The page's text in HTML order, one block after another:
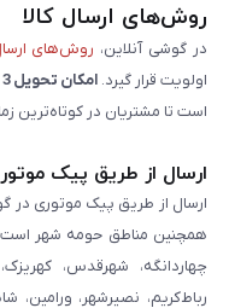
روش‌های ارسال کالا
در گوشی آنلاین، روش‌های
اولویت قرار گیرد. امکان تحویل 3 ساعته
است تا مشتریان در کوتاه‌ترین
ارسال از طریق پیک
همچنین مناطق حومه شهر
چهاردانگه، شهرقدس،
رباط‌کریم، نصیرشهر، ورامین،